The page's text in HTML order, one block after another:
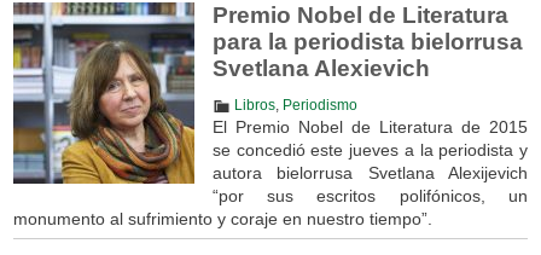
Premio Nobel de Literatura
para la periodista bielorrusa
Svetlana Alexievich
Libros, Periodismo
El Premio Nobel de Literatura de 2015
se concedió este jueves a la periodista y
autora bielorrusa Svetlana Alexijevich
“por sus escritos polifónicos, un
monumento al sufrimiento y coraje en nuestro tiempo”.